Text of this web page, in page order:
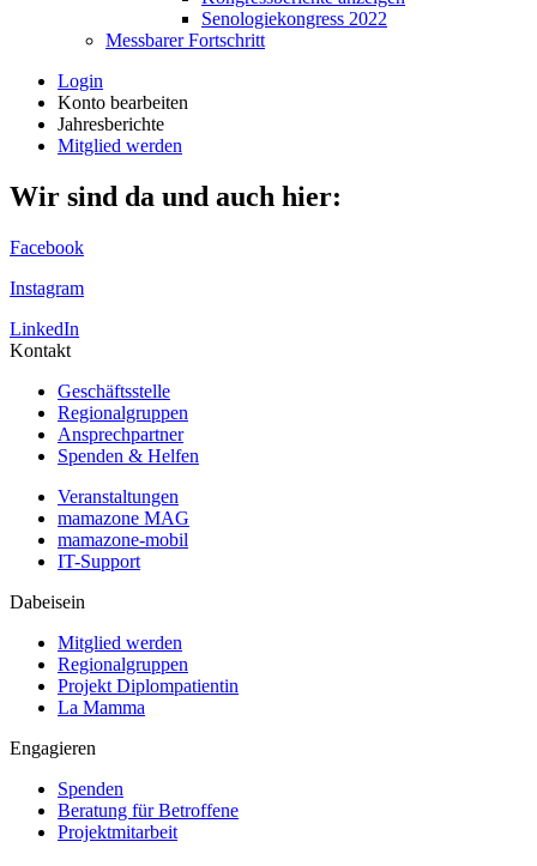
Senologiekongress 2022
Messbarer Fortschritt
Login
Konto bearbeiten
Jahresberichte
Mitglied werden
Wir sind da und auch hier:
Facebook
Instagram
LinkedIn
Kontakt
Geschäftsstelle
Regionalgruppen
Ansprechpartner
Spenden & Helfen
Veranstaltungen
mamazone MAG
mamazone-mobil
IT-Support
Dabeisein
Mitglied werden
Regionalgruppen
Projekt Diplompatientin
La Mamma
Engagieren
Spenden
Beratung für Betroffene
Projektmitarbeit